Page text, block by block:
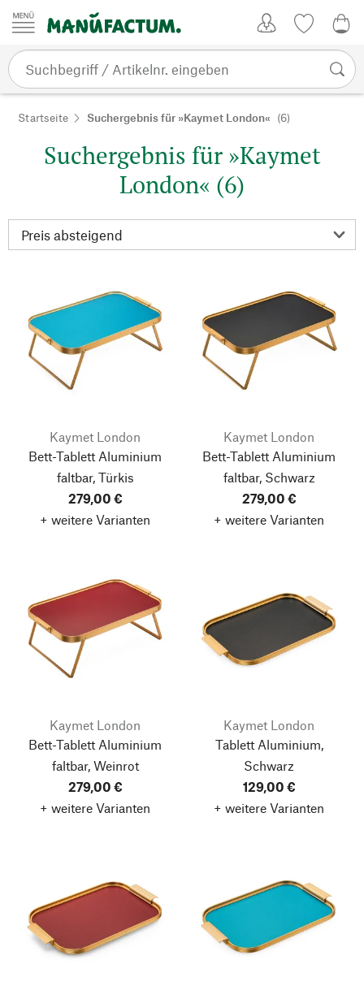
Zum Inhalt springen
Startseite Suchergebnis für »Kaymet London« (6)
Suchergebnis für »Kaymet
London« (6)
Kaymet London
Bett-Tablett Aluminium
faltbar, Türkis
279,00 €
+ weitere Varianten
Kaymet London
Bett-Tablett Aluminium
faltbar, Schwarz
279,00 €
+ weitere Varianten
Kaymet London
Bett-Tablett Aluminium
faltbar, Weinrot
279,00 €
+ weitere Varianten
Kaymet London
Tablett Aluminium,
Schwarz
129,00 €
+ weitere Varianten